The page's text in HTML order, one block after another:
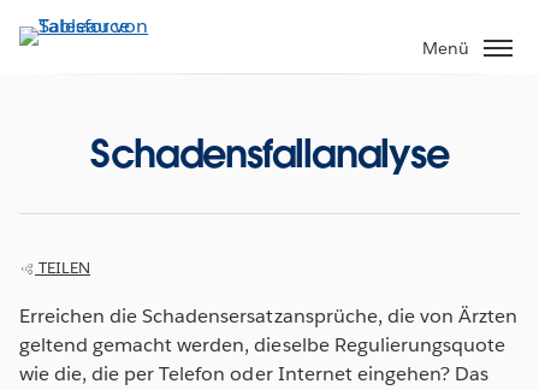
Direkt
zum
Menü
Schadensfallanalyse
TEILEN
Erreichen die Schadensersatzansprüche, die von Ärzten
geltend gemacht werden, dieselbe Regulierungsquote
wie die, die per Telefon oder Internet eingehen? Das